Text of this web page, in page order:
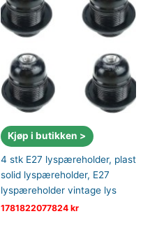
Kjøp i butikken >
4 stk E27 lyspæreholder, plast
solid lyspæreholder, E27
lyspæreholder vintage lys
1781822077824 kr